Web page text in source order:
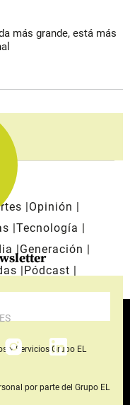
más grande, está más
y Servicios Grupo EL
por parte del Grupo EL
Opinión
Tecnología
Generación
Pódcast